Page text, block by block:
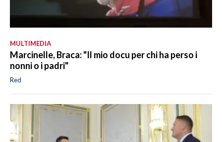
MULTIMEDIA
Marcinelle, Braca: "Il mio docu per chi ha perso i
nonni o i padri"
Red